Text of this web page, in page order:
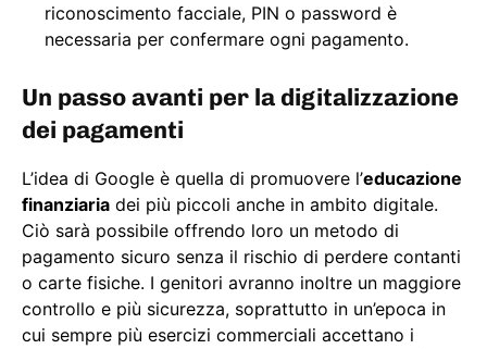
riconoscimento facciale, PIN o password è
necessaria per confermare ogni pagamento.
Un passo avanti per la digitalizzazione
dei pagamenti
L’idea di Google è quella di promuovere l’educazione
finanziaria dei più piccoli anche in ambito digitale.
Ciò sarà possibile offrendo loro un metodo di
pagamento sicuro senza il rischio di perdere contanti
o carte fisiche. I genitori avranno inoltre un maggiore
controllo e più sicurezza, soprattutto in un’epoca in
cui sempre più esercizi commerciali accettano i